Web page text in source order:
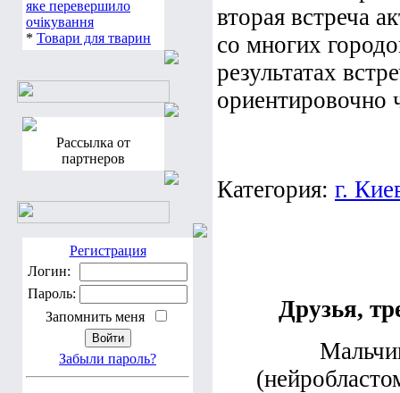
яке перевершило
очікування
* Товари для тварин
Рассылка от
партнеров
Регистрация
Логин:
Пароль:
Запомнить меня
Забыли пароль?
вторая встреча
со многих
результатах
ориентировочно
Категория: г.
Друзья,